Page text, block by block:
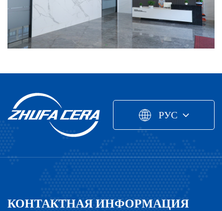
РУС
КОНТАКТНАЯ ИНФОРМАЦИЯ